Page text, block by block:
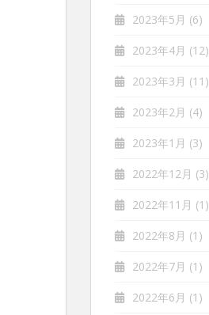
2023年5月 (6)
2023年4月 (12)
2023年3月 (11)
2023年2月 (4)
2023年1月 (3)
2022年12月 (3)
2022年11月 (1)
2022年8月 (1)
2022年7月 (1)
2022年6月 (1)